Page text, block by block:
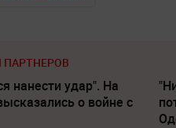
ПАРТНЕРОВ
нанести удар". На
о войне с